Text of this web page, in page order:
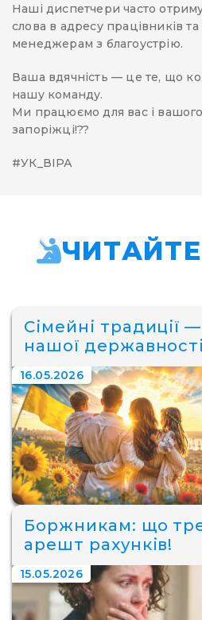
Наші диспетчери часто
слова в адресу працівників
менеджерам з благоустрію.
Ваша вдячність — це те, що
нашу команду.
Ми працюємо для вас і
запоріжці!??
#УК_ВІРА
Сімейні традиції
нашої
16.05.2026
Боржникам: що
арешт рахунків!
15.05.2026